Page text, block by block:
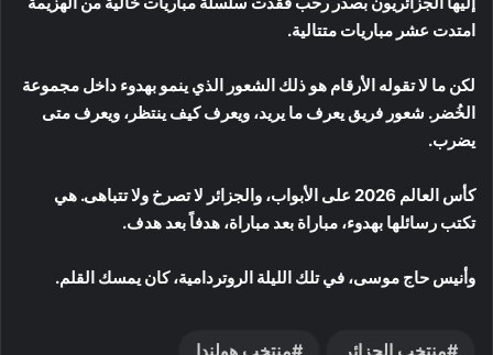
امتدت عشر مباريات متتالية.
لكن ما لا تقوله الأرقام هو ذلك الشعور الذي ينمو بهدوء داخل مجموعة
الخُضر. شعور فريق يعرف ما يريد، ويعرف كيف ينتظر، ويعرف متى
يضرب.
كأس العالم 2026 على الأبواب، والجزائر لا تصرخ ولا تتباهى. هي
تكتب رسائلها بهدوء، مباراة بعد مباراة، هدفاً بعد هدف.
وأنيس حاج موسى، في تلك الليلة الروتردامية، كان يمسك القلم.